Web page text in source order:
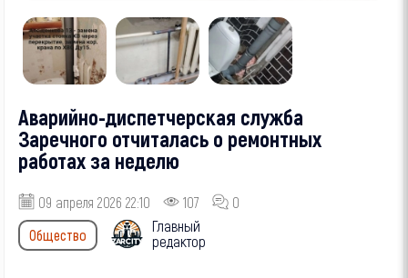
Аварийно-диспетчерская служба
Заречного отчиталась о ремонтных
работах за неделю
09 апреля 2026 22:10 107
0
Общество
Главный
редактор